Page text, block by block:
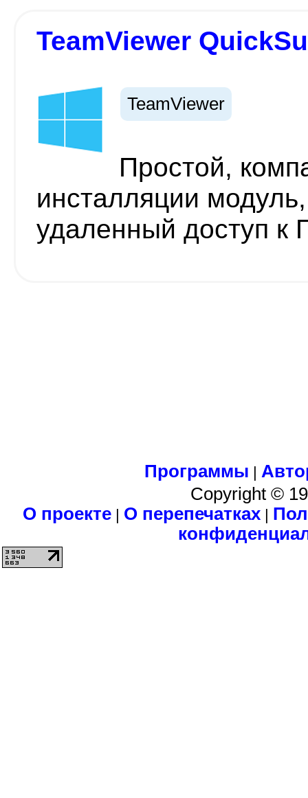
TeamViewer
TeamViewer
Простой,
инсталляции
удаленный доступ к
Программы |
Copyright ©
О проекте| О перепечатках|